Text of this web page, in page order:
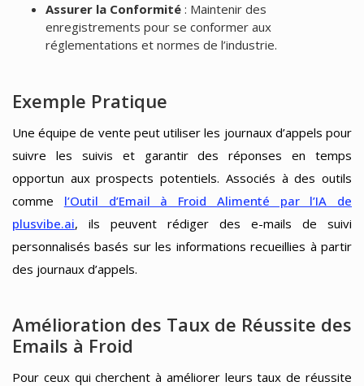
Assurer la Conformité: Maintenir des
enregistrements pour se conformer aux
réglementations et normes de l’industrie.
Exemple Pratique
Une équipe de vente peut utiliser les journaux d’appels pour
suivre les suivis et garantir des réponses en temps
opportun aux prospects potentiels. Associés à des outils
comme l’Outil d’Email à Froid Alimenté par l’IA de
plusvibe.ai, ils peuvent rédiger des e-mails de suivi
personnalisés basés sur les informations recueillies à partir
des journaux d’appels.
Amélioration des Taux de Réussite des
Emails à Froid
Pour ceux qui cherchent à améliorer leurs taux de réussite